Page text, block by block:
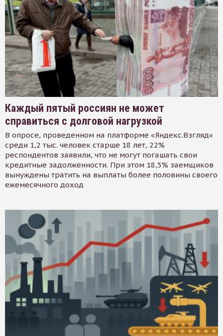
Каждый пятый россиян не может
справиться с долговой нагрузкой
В опросе, проведенном на платформе «Яндекс.Взгляд»
среди 1,2 тыс. человек старше 18 лет, 22%
респондентов заявили, что не могут погашать свои
кредитные задолженности. При этом 18,5% заемщиков
вынуждены тратить на выплаты более половины своего
ежемесячного доход